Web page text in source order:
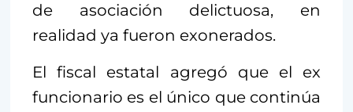
de asociación delictuosa, en
realidad ya fueron exonerados.
El fiscal estatal agregó que el ex
funcionario es el único que continúa